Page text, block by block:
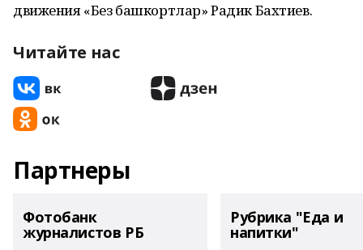
движения «Без башкортлар» Радик Бахтиев.
Читайте нас
Партнеры
Фотобанк
журналистов РБ
Рубрика "Еда и
напитки"